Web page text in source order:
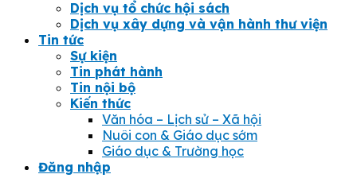
Dịch vụ tổ chức hội sách
Dịch vụ xây dựng và vận hành thư viện
Tin tức
Sự kiện
Tin phát hành
Tin nội bộ
Kiến thức
Văn hóa – Lịch sử – Xã hội
Nuôi con & Giáo dục sớm
Giáo dục & Trường học
Đăng nhập